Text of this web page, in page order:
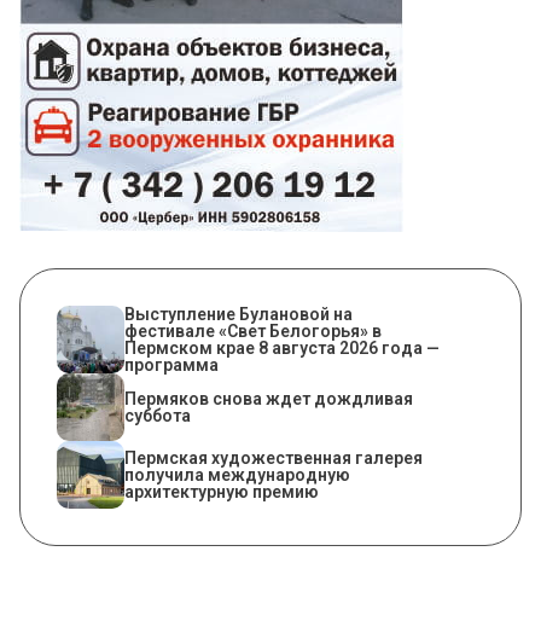
Выступление Булановой на
фестивале «Свет Белогорья» в
Пермском крае 8 августа 2026 года —
программа
Пермяков снова ждет дождливая
суббота
Пермская художественная галерея
получила международную
архитектурную премию